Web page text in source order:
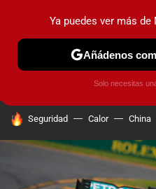
PRUEBAS COCHES
HOY SE HABLA DE
Seguridad Calor China
Ya puedes ver más
Añádenos
Solo necesitas